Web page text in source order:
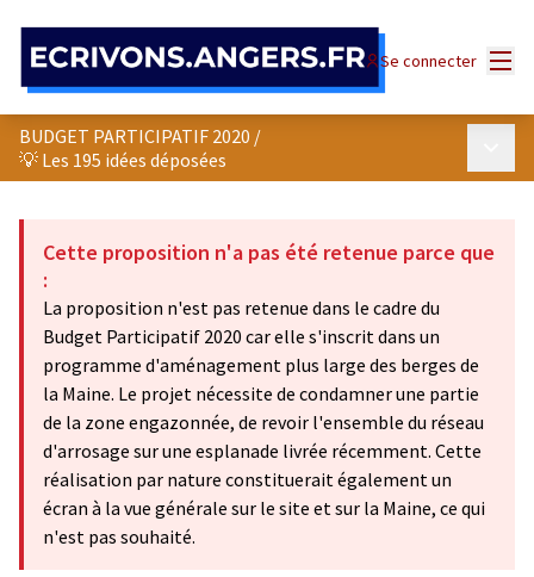
Se connecter
BUDGET PARTICIPATIF 2020 /
💡 Les 195 idées déposées
Cette proposition n'a pas été retenue parce que
:
La proposition n'est pas retenue dans le cadre du
Budget Participatif 2020 car elle s'inscrit dans un
programme d'aménagement plus large des berges de
la Maine. Le projet nécessite de condamner une partie
de la zone engazonnée, de revoir l'ensemble du réseau
d'arrosage sur une esplanade livrée récemment. Cette
réalisation par nature constituerait également un
écran à la vue générale sur le site et sur la Maine, ce qui
n'est pas souhaité.